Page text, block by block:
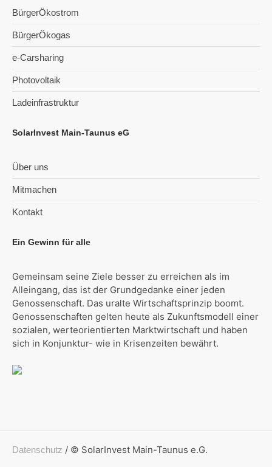
BürgerÖkostrom
BürgerÖkogas
e-Carsharing
Photovoltaik
Ladeinfrastruktur
SolarInvest Main-Taunus eG
Über uns
Mitmachen
Kontakt
Ein Gewinn für alle
Gemeinsam seine Ziele besser zu erreichen als im
Alleingang, das ist der Grundgedanke einer jeden
Genossenschaft. Das uralte Wirtschaftsprinzip boomt.
Genossenschaften gelten heute als Zukunftsmodell einer
sozialen, werteorientierten Marktwirtschaft und haben
sich in Konjunktur- wie in Krisenzeiten bewährt.
Datenschutz / © SolarInvest Main-Taunus e.G.